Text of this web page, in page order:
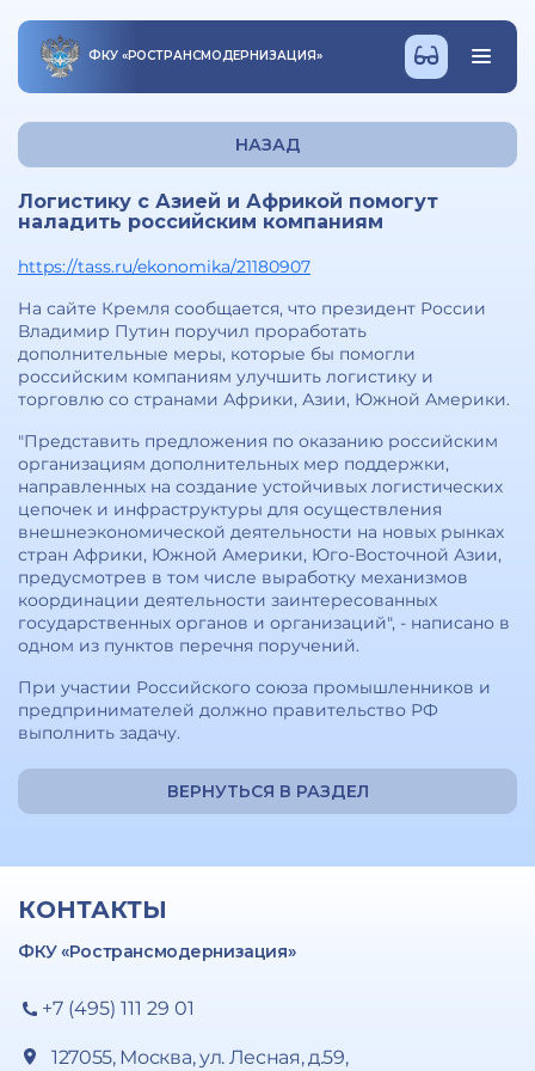
ФКУ «РОСТРАНСМОДЕРНИЗАЦИЯ»
НАЗАД
Логистику с Азией и Африкой помогут
наладить российским компаниям
https://tass.ru/ekonomika/21180907
На сайте Кремля сообщается, что президент России
Владимир Путин поручил проработать
дополнительные меры, которые бы помогли
российским компаниям улучшить логистику и
торговлю со странами Африки, Азии, Южной Америки.
"Представить предложения по оказанию российским
организациям дополнительных мер поддержки,
направленных на создание устойчивых логистических
цепочек и инфраструктуры для осуществления
внешнеэкономической деятельности на новых рынках
стран Африки, Южной Америки, Юго-Восточной Азии,
предусмотрев в том числе выработку механизмов
координации деятельности заинтересованных
государственных органов и организаций", - написано в
одном из пунктов перечня поручений.
При участии Российского союза промышленников и
предпринимателей должно правительство РФ
выполнить задачу.
ВЕРНУТЬСЯ В РАЗДЕЛ
КОНТАКТЫ
ФКУ «Ространсмодернизация»
+7 (495) 111 29 01
127055, Москва, ул. Лесная, д.59,